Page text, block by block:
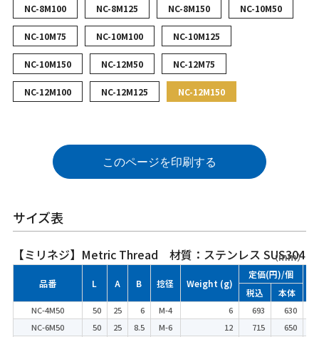
NC-8M100 NC-8M125 NC-8M150 NC-10M50
NC-10M75 NC-10M100 NC-10M125
NC-10M150 NC-12M50 NC-12M75
NC-12M100 NC-12M125 NC-12M150
このページを印刷する
サイズ表
【ミリネジ】Metric Thread 材質：ステンレス SUS304
（mm）
品番 L A B 捻径 Weight (g)
定価(円)/個
税込 本体
NC-4M50 50 25 6 M-4 6 693
630
NC-6M50
50 25 8.5 M-6 12 715
650